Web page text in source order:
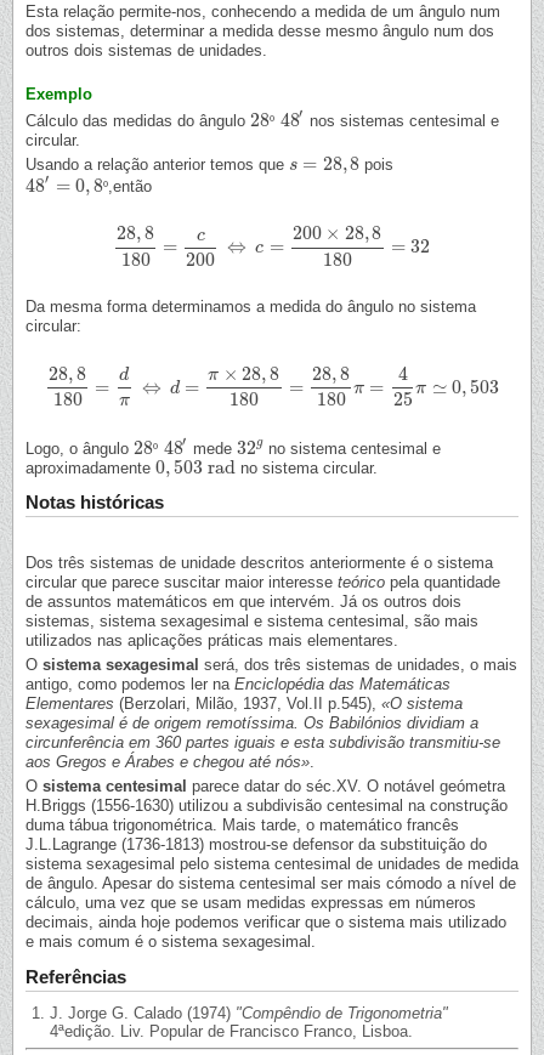
Esta relação permite-nos, conhecendo a medida de um ângulo num
dos sistemas, determinar a medida desse mesmo ângulo num dos
outros dois sistemas de unidades.
Exemplo
Cálculo das medidas do ângulo 28º
28º 48′
48′
nos sistemas centesimal e
circular.
Usando a relação anterior temos que s = 28,8
s =28,8 pois
48′ = 0,8º
48′= 0,8º ,então
28,8
180
=
c
200
⇔ c =
200 × 28,8
180
= 32
28,8180= c200⇔c= 200×28,8180=32
Da mesma forma determinamos a medida do ângulo no sistema
circular:
28, 8
180
=
d
π
⇔ d =
π × 28, 8
180
=
28, 8
180
π =
4
25
π ≃ 0, 503
28,8180= dπ⇔d= π× 28 ,8180=28,8180 π=425π≃0 503
Logo, o ângulo 28º
28º 48′
48′ mede32g
32g no sistema centesimal e
aproximadamente 0,503 rad
0,503rad no sistema circular.
Notas históricas
Dos três sistemas de unidade descritos anteriormente é o sistema
circular que parece suscitar maior interesse teórico pela quantidade
de assuntos matemáticos em que intervém. Já os outros dois
sistemas, sistema sexagesimal e sistema centesimal, são mais
utilizados nas aplicações práticas mais elementares.
O sistema sexagesimal será, dos três sistemas de unidades, o mais
antigo, como podemos ler na Enciclopédia das Matemáticas
Elementares (Berzolari, Milão, 1937, Vol.II p.545), «O sistema
sexagesimal é de origem remotíssima. Os Babilónios dividiam a
circunferência em 360 partes iguais e esta subdivisão transmitiu-se
aos Gregos e Árabes e chegou até nós».
O sistema centesimal parece datar do séc.XV. O notável geómetra
H.Briggs (1556-1630) utilizou a subdivisão centesimal na construção
duma tábua trigonométrica. Mais tarde, o matemático francês
J.L.Lagrange (1736-1813) mostrou-se defensor da substituição do
sistema sexagesimal pelo sistema centesimal de unidades de medida
de ângulo. Apesar do sistema centesimal ser mais cómodo a nível de
cálculo, uma vez que se usam medidas expressas em números
decimais, ainda hoje podemos verificar que o sistema mais utilizado
e mais comum é o sistema sexagesimal.
Referências
J. Jorge G. Calado (1974) "Compêndio de Trigonometria"
4ªedição. Liv. Popular de Francisco Franco, Lisboa.